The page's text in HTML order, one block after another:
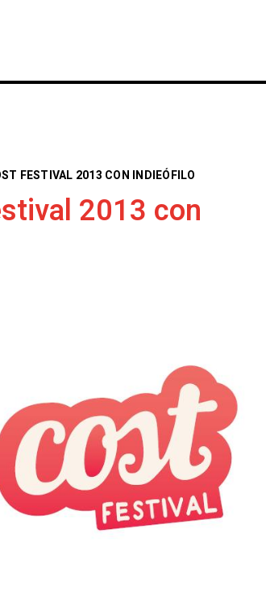
FESTIVAL 2013 CON INDIEÓFILO
2013 con